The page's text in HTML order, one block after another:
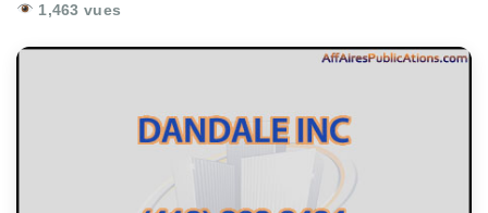
1,463 vues